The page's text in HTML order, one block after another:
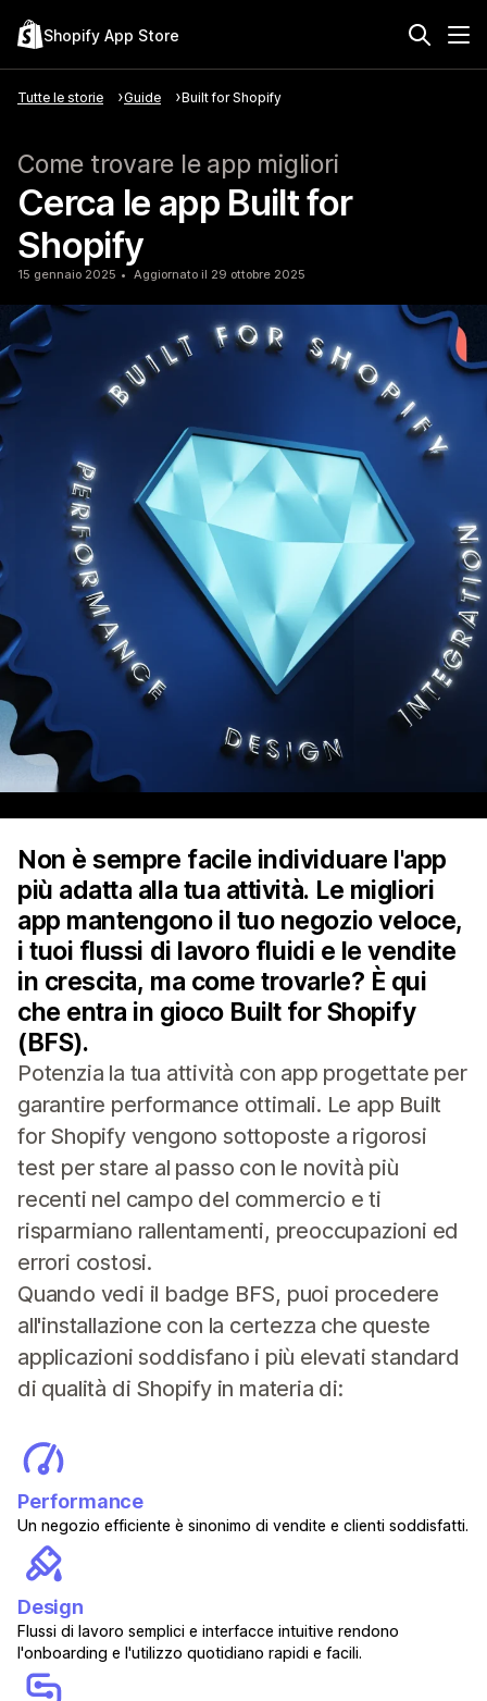
Shopify App Store
Tutte le storie Guide Built for Shopify
Come trovare le app migliori
Cerca le app Built for
Shopify
15 gennaio 2025 Aggiornato il 29 ottobre 2025
Non è sempre facile individuare l'app
più adatta alla tua attività. Le migliori
app mantengono il tuo negozio veloce,
i tuoi flussi di lavoro fluidi e le vendite
in crescita, ma come trovarle? È qui
che entra in gioco Built for Shopify
(BFS).
Potenzia la tua attività con app progettate per
garantire performance ottimali. Le app Built
for Shopify vengono sottoposte a rigorosi
test per stare al passo con le novità più
recenti nel campo del commercio e ti
risparmiano rallentamenti, preoccupazioni ed
errori costosi.
Quando vedi il badge BFS, puoi procedere
all'installazione con la certezza che queste
applicazioni soddisfano i più elevati standard
di qualità di Shopify in materia di:
Performance
Un negozio efficiente è sinonimo di vendite e clienti soddisfatti.
Design
Flussi di lavoro semplici e interfacce intuitive rendono
l'onboarding e l'utilizzo quotidiano rapidi e facili.